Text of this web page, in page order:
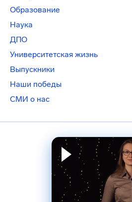
Образование
Наука
ДПО
Университетская жизнь
Выпускники
Наши победы
СМИ о нас